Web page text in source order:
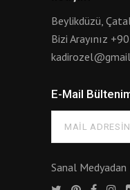
Beylikdüzü,
Bizi Arayınız
E-Mail
Sanal